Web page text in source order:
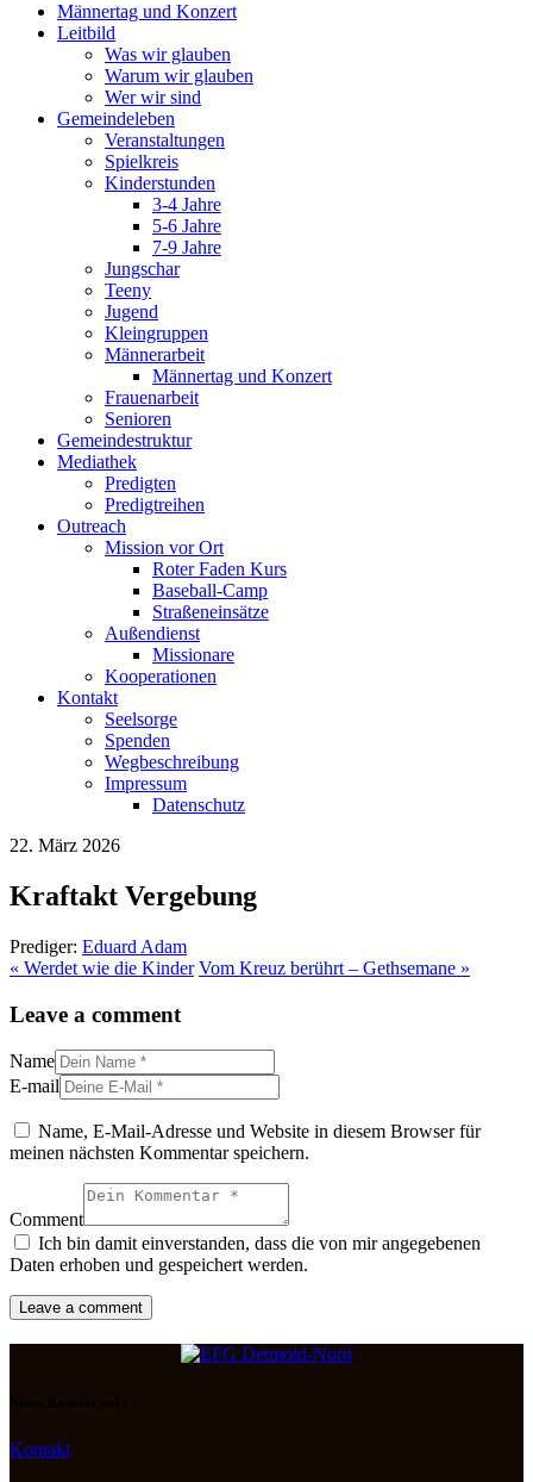
Männertag und Konzert
Leitbild
Was wir glauben
Warum wir glauben
Wer wir sind
Gemeindeleben
Veranstaltungen
Spielkreis
Kinderstunden
3-4 Jahre
5-6 Jahre
7-9 Jahre
Jungschar
Teeny
Jugend
Kleingruppen
Männerarbeit
Männertag und Konzert
Frauenarbeit
Senioren
Gemeindestruktur
Mediathek
Predigten
Predigtreihen
Outreach
Mission vor Ort
Roter Faden Kurs
Baseball-Camp
Straßeneinsätze
Außendienst
Missionare
Kooperationen
Kontakt
Seelsorge
Spenden
Wegbeschreibung
Impressum
Datenschutz
22. März 2026
Kraftakt Vergebung
Prediger: Eduard Adam
« Werdet wie die Kinder Vom Kreuz berührt – Gethsemane »
Leave a comment
Name
E-mail
Name, E-Mail-Adresse und Website in diesem Browser für
meinen nächsten Kommentar speichern.
Comment
Ich bin damit einverstanden, dass die von mir angegebenen
Daten erhoben und gespeichert werden.
Kontakt